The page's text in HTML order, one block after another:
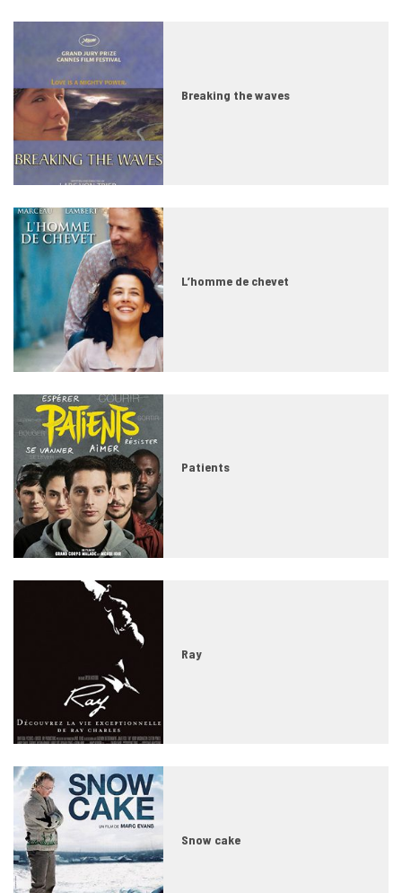
Breaking the waves
L’homme de chevet
Patients
Ray
Snow cake